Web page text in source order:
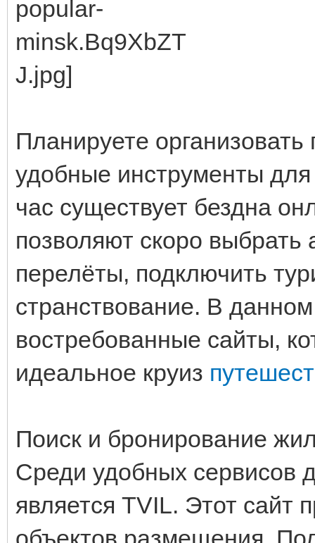
Планируете
удобные инструменты
час существует бездна
позволяют скоро
перелёты, подключить
странствование. В
востребованные сайты,
идеальное круиз
Поиск и бронирование
Среди удобных сервисов
является TVIL. Этот сайт